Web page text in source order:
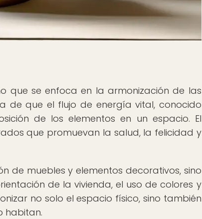
que se enfoca en la armonización de las
de que el flujo de energía vital, conocido
de los elementos en un espacio. El
que promuevan la salud, la felicidad y
de muebles y elementos decorativos, sino
de la vivienda, el uso de colores y
no solo el espacio físico, sino también
habitan.